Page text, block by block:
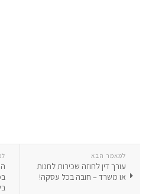
למאמר הבא
עורך דין לחוזה שכירות לחנות
או משרד – חובה בכל עסקה!